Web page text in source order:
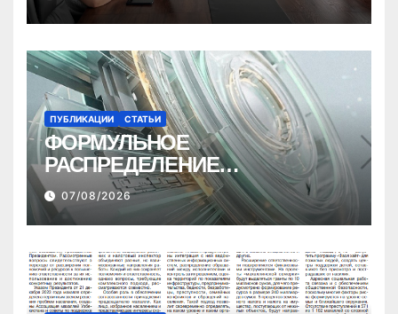
ПУБЛИКАЦИИ СТАТЬИ
ФОРМУЛЬНОЕ
РАСПРЕДЕЛЕНИЕ
МЕЖБЮДЖЕТНЫХ
ТРАНСФЕРТОВ
07/08/2026